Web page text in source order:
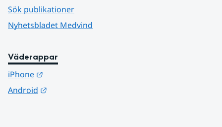
Sök publikationer
Nyhetsbladet Medvind
Väderappar
iPhone
Android